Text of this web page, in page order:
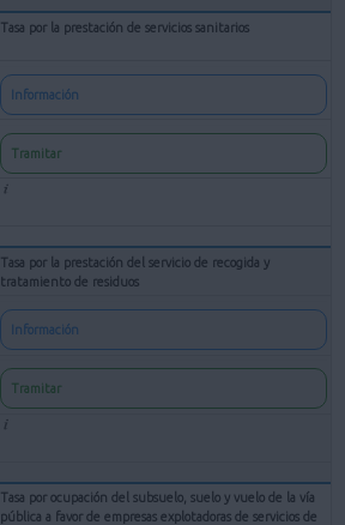
Tasa por la prestación de servicios sanitarios
Información
Tramitar
Tasa por la prestación del servicio de recogida y
tratamiento de residuos
Información
Tramitar
Tasa por ocupación del subsuelo, suelo y vuelo de la vía
pública a favor de empresas explotadoras de servicios de